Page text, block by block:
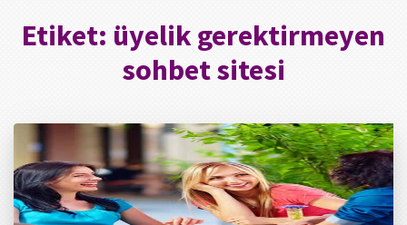
Etiket: üyelik gerektirmeyen
sohbet sitesi